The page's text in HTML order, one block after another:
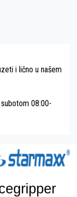
i lično u našem
08:00-